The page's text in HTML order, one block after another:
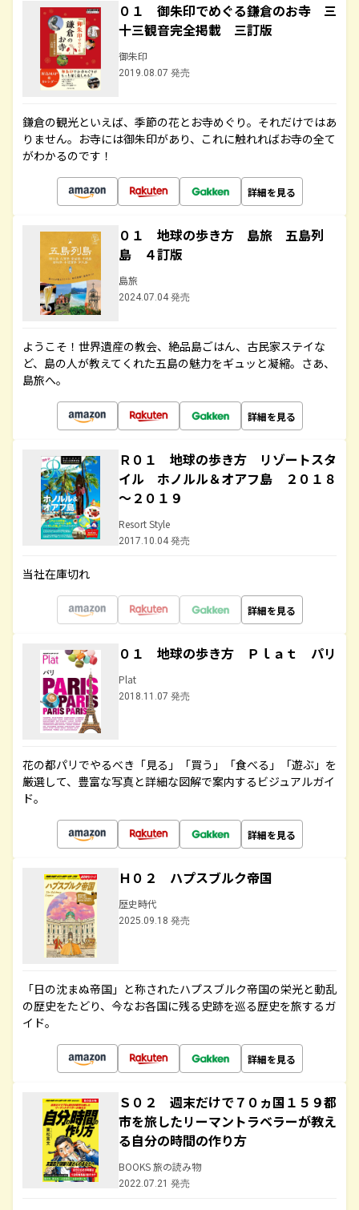
０１ 御朱印でめぐる鎌倉のお寺 三
十三観音完全掲載 三訂版
御朱印
2019.08.07 発売
鎌倉の観光といえば、季節の花とお寺めぐり。それだけではあ
りません。お寺には御朱印があり、これに触れればお寺の全て
がわかるのです！
詳細を見る
０１ 地球の歩き方 島旅 五島列
島 ４訂版
島旅
2024.07.04 発売
ようこそ！世界遺産の教会、絶品島ごはん、古民家ステイな
ど、島の人が教えてくれた五島の魅力をギュッと凝縮。さあ、
島旅へ。
詳細を見る
Ｒ０１ 地球の歩き方 リゾートスタ
イル ホノルル＆オアフ島 ２０１８
～２０１９
Resort Style
2017.10.04 発売
当社在庫切れ
詳細を見る
０１ 地球の歩き方 Ｐｌａｔ パリ
Plat
2018.11.07 発売
花の都パリでやるべき「見る」「買う」「食べる」「遊ぶ」を
厳選して、豊富な写真と詳細な図解で案内するビジュアルガイ
ド。
詳細を見る
Ｈ０２ ハプスブルク帝国
歴史時代
2025.09.18 発売
「日の沈まぬ帝国」と称されたハプスブルク帝国の栄光と動乱
の歴史をたどり、今なお各国に残る史跡を巡る歴史を旅するガ
イド。
詳細を見る
Ｓ０２ 週末だけで７０ヵ国１５９都
市を旅したリーマントラベラーが教え
る自分の時間の作り方
BOOKS 旅の読み物
2022.07.21 発売